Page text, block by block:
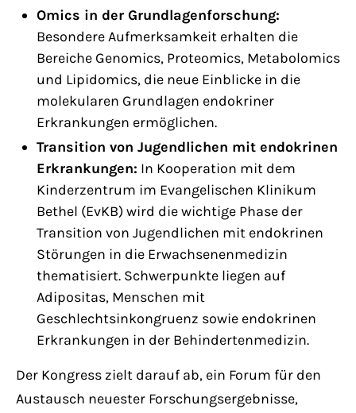
Omics in der Grundlagenforschung:
Besondere Aufmerksamkeit erhalten die
Bereiche Genomics, Proteomics, Metabolomics
und Lipidomics, die neue Einblicke in die
molekularen Grundlagen endokriner
Erkrankungen ermöglichen.
Transition von Jugendlichen mit endokrinen
Erkrankungen: In Kooperation mit dem
Kinderzentrum im Evangelischen Klinikum
Bethel (EvKB) wird die wichtige Phase der
Transition von Jugendlichen mit endokrinen
Störungen in die Erwachsenenmedizin
thematisiert. Schwerpunkte liegen auf
Adipositas, Menschen mit
Geschlechtsinkongruenz sowie endokrinen
Erkrankungen in der Behindertenmedizin.
Der Kongress zielt darauf ab, ein Forum für den
Austausch neuester Forschungsergebnisse,